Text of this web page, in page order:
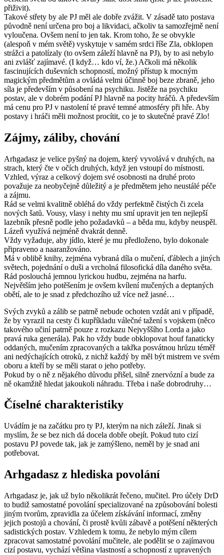
přiživit).
Takové střety by ale PJ měl ale dobře zvážit. V zásadě tato postava
původně není určena pro boj a likvidaci, ačkoliv ta samozřejmě není
vyloučena. Ovšem není to jen tak. Krom toho, že se obvykle
(alespoň v mém světě) vyskytuje v samém srdci říše Zla, obklopen
strážci a patolízaly (to ovšem záleží hlavně na PJ), by to asi nebylo
ani zvlášť zajímavé. (I když… kdo ví, že.) Ačkoli má několik
fascinujících duševních schopností, možný přístup k mocným
magickým předmětům a ovládá velmi účinně boj beze zbraně, jeho
síla je především v působení na psychiku. Jistěže na psychiku
postav, ale v dobrém podání PJ hlavně na pocity hráčů. A především
má cenu pro PJ v nastolení té pravé temné atmosféry při hře. Aby
postavy i hráči měli možnost procítit, co je to skutečné pravé Zlo!
Zájmy, záliby, chování
Arhgadasz je velice pyšný na dojem, který vyvolává v druhých, na
strach, který čte v očích druhých, když jen vstoupí do místnosti.
Vzhled, výraz a celkový dojem své osobnosti na druhé proto
považuje za neobyčejně důležitý a je předmětem jeho neustálé péče
a zájmu.
Rád se velmi kvalitně obléhá do vždy perfektně čistých či zcela
nových šatů. Vousy, vlasy i nehty mu smí upravit jen ten nejlepší
lazebník přesně podle jeho požadavků – a běda mu, kdyby neuspěl.
Lázeň využívá nejméně dvakrát denně.
Vždy vyžaduje, aby jídlo, které je mu předloženo, bylo dokonale
připraveno a naaranžováno.
Má v oblibě knihy, zejména vybraná díla o mučení, ďáblech a jiných
světech, pojednání o duši a vrcholná filosofická díla daného světa.
Rád poslouchá jemnou lyrickou hudbu, zejména na harfu.
Největším jeho potěšením je ovšem kvílení mučených a deptaných
obětí, ale to je snad z předchozího už více než jasné…
Svých zvyků a zálib se patrně nebude ochoten vzdát ani v případě,
že by vyrazil na cesty či kupříkladu válečné tažení s vojskem (něco
takového učiní patrně pouze z rozkazu Nejvyššího Lorda a jako
pravá ruka generála). Pak ho vždy bude obklopovat houf fanaticky
oddaných, mučením zpracovaných a takřka posvátnou hrůzu téměř
ani nedýchajících otroků, z nichž každý by měl být mistrem ve svém
oboru a kteří by se měli starat o jeho potřeby.
Pokud by o ně z nějakého důvodu přišel, silně znervózní a bude za
ně okamžitě hledat jakoukoli náhradu. Třeba i naše dobrodruhy…
Číselné charakteristiky
Uvádím je na začátku pro ty PJ, kterým na nich záleží. Jinak si
myslím, že se bez nich dá docela dobře obejít. Pokud tuto cizí
postavu PJ povede tak, jak je zamýšleno, neměl by je snad ani
potřebovat.
Arhgadasz z hlediska povolání
Arhgadasz je, jak už bylo několikrát řečeno, mučitel. Pro účely DrD
to budiž samostatné povolání specializované na způsobování bolesti
jiným tvorům, zpravidla za účelem získávání informací, změny
jejich postojů a chování, či prostě kvůli zábavě a potěšení některých
sadistických postav. Vzhledem k tomu, že nebylo mým cílem
zpracovat samostatné povolání mučitele, ale podělit se o zajímavou
cizí postavu, vychází většina vlastností a schopností z upravených